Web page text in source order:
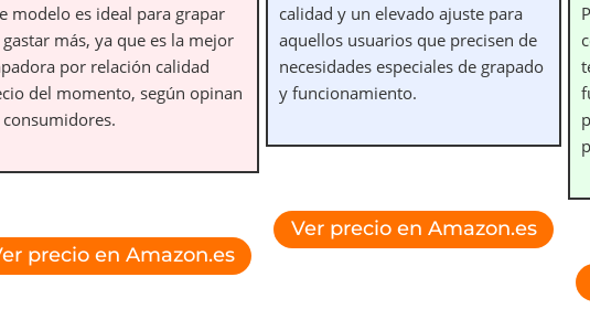
modelo es ideal para grapar
gastar más, ya que es la mejor
por relación calidad
del momento, según opinan
consumidores.
precio en Amazon.es
calidad y un elevado ajuste para
aquellos usuarios que precisen de
necesidades especiales de grapado
y funcionamiento.
Ver precio en Amazon.es